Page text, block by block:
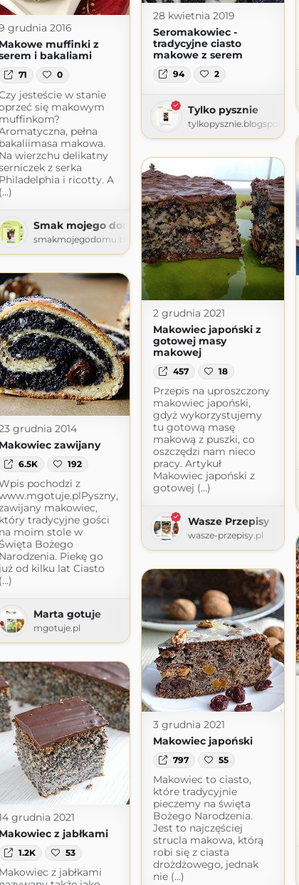
28 kwietnia 2019
Seromakowiec -
tradycyjne ciasto
makowe z serem
94 2
Tylko pysznie
tylkopysznie.blogspot.com
grudnia 2016
Makowe muffinki z
i bakaliami
71 0
jesteście w stanie
się makowym
muffinkom?
pełna
bakaliimasa makowa.
Na wierzchu delikatny
z serka
Philadelphia i ricotty. A
(...)
Smak mojego domu
smakmojegodomu.blogspot.com
2 grudnia 2021
Makowiec japoński z
gotowej masy
makowej
457 18
Przepis na uproszczony
makowiec japoński,
gdyż wykorzystujemy
tu gotową masę
makową z puszki, co
oszczędzi nam nieco
pracy. Artykuł
Makowiec japoński z
gotowej (...)
Wasze Przepisy
wasze-przepisy.pl
grudnia 2014
Makowiec zawijany
6.5K 192
pochodzi z
makowiec,
który tradycyjne gości
na moim stole w
Bożego
Narodzenia. Piekę go
już od kilku lat Ciasto
(...)
Marta gotuje
mgotuje.pl
3 grudnia 2021
Makowiec japoński
797 55
Makowiec to ciasto,
które tradycyjnie
pieczemy na święta
Bożego Narodzenia.
Jest to najczęściej
strucla makowa, którą
robi się z ciasta
drożdżowego, jednak
nie (...)
grudnia 2021
Makowiec z jabłkami
1.2K 53
Makowiec z jabłkami